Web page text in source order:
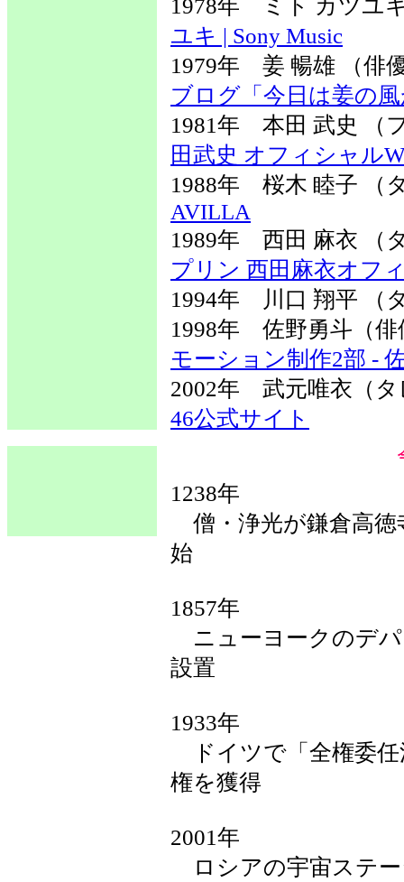
1978年 ミト カツ
ユキ | Sony Music
1979年 姜 暢雄 （
ブログ「今日は姜の
1981年 本田 武史
田武史 オフィシャル
1988年 桜木 睦子
AVILLA
1989年 西田 麻衣
プリン 西田麻衣オフ
1994年 川口 翔平 （
1998年 佐野勇斗
モーション制作2部 -
2002年 武元唯衣
46公式サイト
1238年
僧・浄光が鎌倉高徳
始
1857年
ニューヨークのデ
設置
1933年
ドイツで「全権委任
権を獲得
2001年
ロシアの宇宙ステー